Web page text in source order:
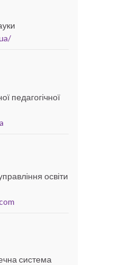
педагогічної
освіти
система